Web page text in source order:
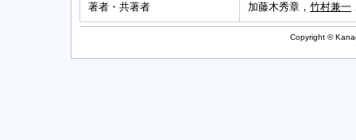
著者・共著者 加藤木秀章， 竹村兼一
Copyright ©